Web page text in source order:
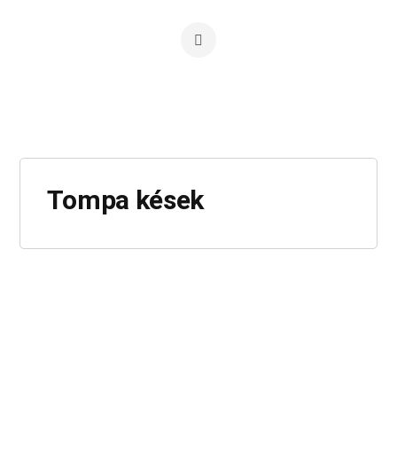
Tompa kések